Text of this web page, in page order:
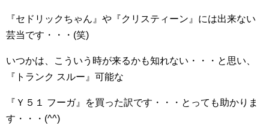
『セドリックちゃん』や『クリスティーン』には出来ない
芸当です・・・(笑)
いつかは、こういう時が来るかも知れない・・・と思い、
『トランク スルー』可能な
『Ｙ５１ フーガ』を買った訳です・・・とっても助かりま
す・・・(^^)